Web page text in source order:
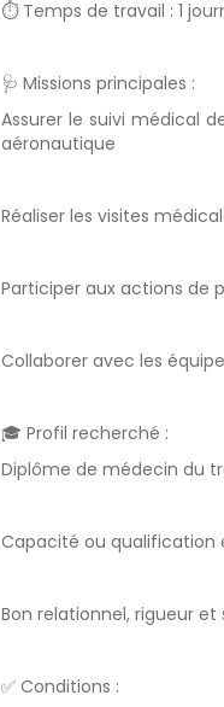
⏱️ Temps de travail : 1
🩺 Missions principales :
Assurer le suivi médical
aéronautique
Réaliser les visites
Participer aux actions de
Collaborer avec les
🎓 Profil recherché :
Diplôme de médecin du
Capacité ou qualification
Bon relationnel, rigueur et
✅ Conditions :